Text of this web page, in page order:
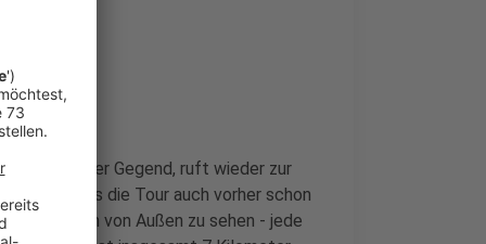
hier in der Gegend, ruft wieder zur
dass die Tour auch vorher schon
es - schön von Außen zu sehen - jede